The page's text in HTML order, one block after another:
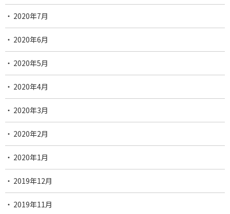
2020年7月
2020年6月
2020年5月
2020年4月
2020年3月
2020年2月
2020年1月
2019年12月
2019年11月